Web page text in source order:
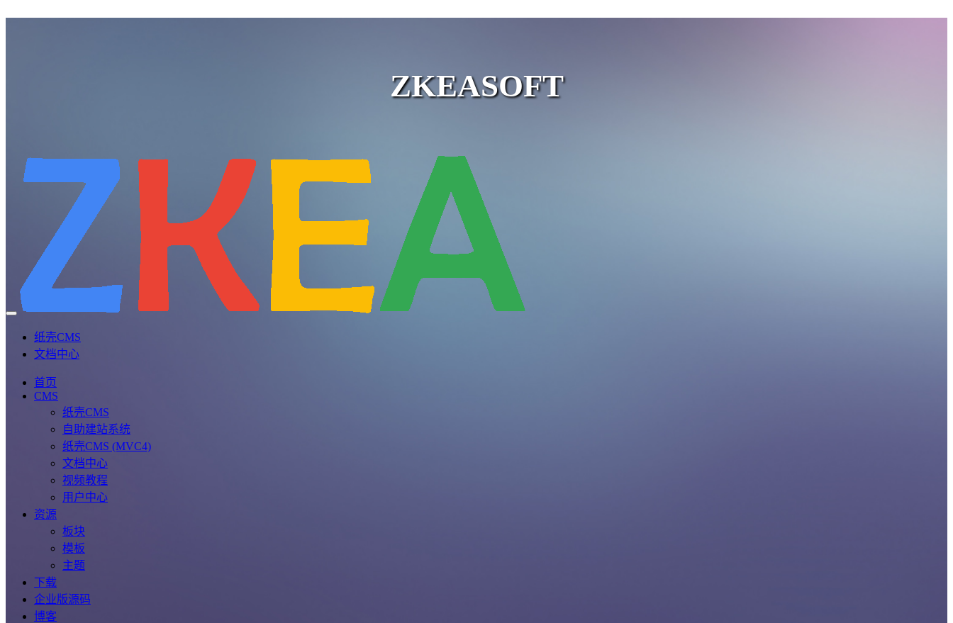
ZKEASOFT
纸壳CMS
文档中心
首页
CMS
纸壳CMS
自助建站系统
纸壳CMS (MVC4)
文档中心
视频教程
用户中心
资源
板块
模板
主题
下载
企业版源码
博客